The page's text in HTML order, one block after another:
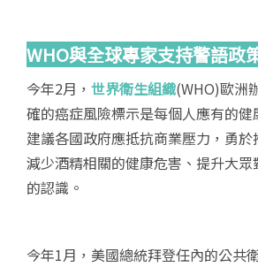
WHO與全球專家支持警語政
今年2月， 世界衛生組織(WHO)歐洲
確的癌症風險標示是每個人應有的
建議各國政府應抵抗商業壓力，勇
減少酒精相關的健康危害、提升大
的認識。
今年1月，美國總統拜登任內的公共